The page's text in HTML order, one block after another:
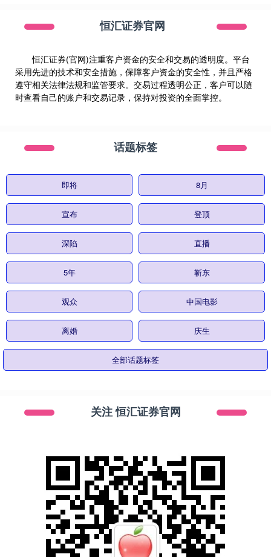
恒汇证券官网
恒汇证券(官网)注重客户资金的安全和交易的透明度。平台
采用先进的技术和安全措施，保障客户资金的安全性，并且严格
遵守相关法律法规和监管要求。交易过程透明公正，客户可以随
时查看自己的账户和交易记录，保持对投资的全面掌控。
话题标签
即将 8月
宣布 登顶
深陷 直播
5年 靳东
观众 中国电影
离婚 庆生
全部话题标签
关注 恒汇证券官网